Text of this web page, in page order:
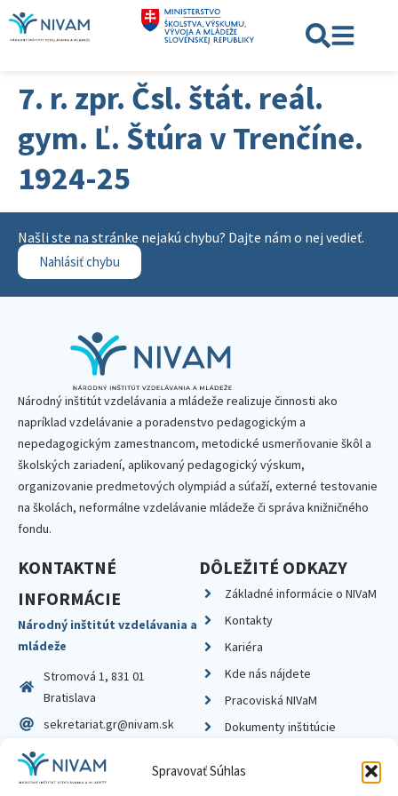
Spravovať Súhlas
7. r. zpr. Čsl. štát. reál.
gym. Ľ. Štúra v Trenčíne.
1924-25
Našli ste na stránke nejakú chybu? Dajte nám o nej vedieť.
Nahlásiť chybu
Národný inštitút vzdelávania a mládeže realizuje činnosti ako
napríklad vzdelávanie a poradenstvo pedagogickým a
nepedagogickým zamestnancom, metodické usmerňovanie škôl a
školských zariadení, aplikovaný pedagogický výskum,
organizovanie predmetových olympiád a súťaží, externé testovanie
na školách, neformálne vzdelávanie mládeže či správa knižničného
fondu.
KONTAKTNÉ
INFORMÁCIE
Národný inštitút vzdelávania a
mládeže
Stromová 1, 831 01
Bratislava
sekretariat.gr@nivam.sk
IČO: 00164348
DIČ: 2020798714
DÔLEŽITÉ ODKAZY
Základné informácie o NIVaM
Kontakty
Kariéra
Kde nás nájdete
Pracoviská NIVaM
Dokumenty inštitúcie